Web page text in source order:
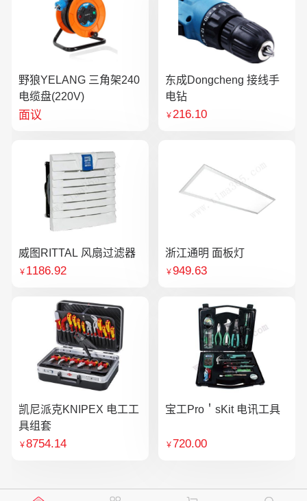
野狼YELANG 三角架240
电缆盘(220V)
面议
东成Dongcheng 接线手
电钻
￥216.10
威图RITTAL 风扇过滤器
￥ 1186.92
浙江通明 面板灯
￥949.63
凯尼派克KNIPEX 电工工
具组套
￥8754.14
宝工Pro＇sKit 电讯工具
￥720.00